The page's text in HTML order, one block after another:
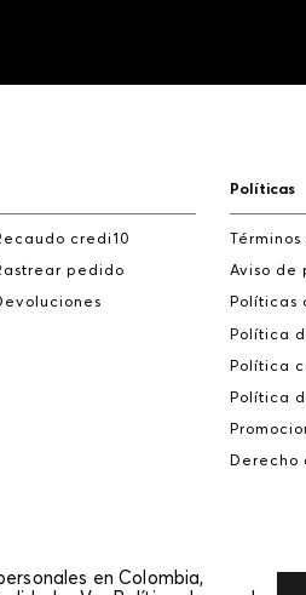
credi10
pedido
Políticas
Aviso de
Políticas
Política
Política
Política
Derecho
en Colombia,